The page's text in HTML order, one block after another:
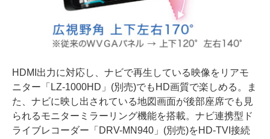
HDMI出力に対応し、ナビで再生している映像をリアモ
ニター「LZ-1000HD」(別売)でもHD画質で楽しめる。ま
た、ナビに映し出されている地図画面が後部座席でも見
られるモニターミラーリング機能を搭載。ナビ連携型ド
ライブレコーダー「DRV-MN940」(別売)をHD-TVI接続